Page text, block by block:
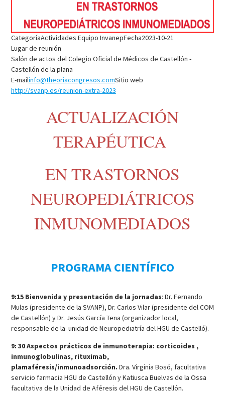
CategoríaActividades Equipo InvanepFecha2023-10-21
Lugar de reunión
Salón de actos del Colegio Oficial de Médicos de Castellón -
Castellón de la plana
E-mailinfo@theoriacongresos.comSitio web
http://svanp.es/reunion-extra-2023
ACTUALIZACIÓN
TERAPÉUTICA
EN TRASTORNOS
NEUROPEDIÁTRICOS
INMUNOMEDIADOS
PROGRAMA CIENTÍFICO
9:15 Bienvenida y presentación de la jornadas: Dr. Fernando
Mulas (presidente de la SVANP), Dr. Carlos Vilar (presidente del COM
de Castellón) y Dr. Jesús García Tena (organizador local,
responsable de la unidad de Neuropediatría del HGU de Castelló).
9: 30 Aspectos prácticos de inmunoterapia: corticoides ,
inmunoglobulinas, rituximab,
plamaféresis/inmunoadsorción. Dra. Virginia Bosó, facultativa
servicio farmacia HGU de Castellón y Katiusca Buelvas de la Ossa
facultativa de la Unidad de Aféresis del HGU de Castellón.